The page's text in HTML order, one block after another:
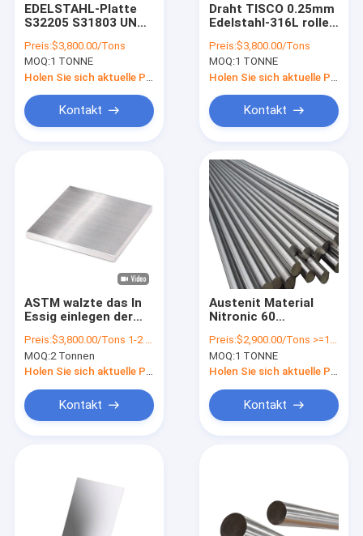
Produkte
Videos
EDELSTAHL-Platte
S32205 S31803 UNS
Superduplexplatten-
S31254
Preis:$3,800.00/Tons
MOQ:1 TONNE
Kontakt
Draht TISCO 0.25mm
Edelstahl-316L rollen
Preis:$3,800.00/Tons
MOQ:1 TONNE
Kontakt
ASTM walzte das In
Essig einlegen der
Platten-316 SS 4x8
kalt
Preis:$3,800.00/Tons 1-2 Tons
MOQ:2 Tonnen
Holen Sie sich aktuelle Preis
Kontakt
Austenit Material
Nitronic 60
S21800 60 Nitronic
Preis:$2,900.00/Tons >=1 Ton
MOQ:1 TONNE
Holen Sie sich aktuelle Preis
Kontakt